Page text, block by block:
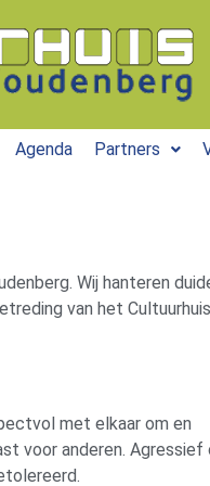
Agenda Partners
Wij hanteren
van het
met elkaar om en
voor anderen. Agressief